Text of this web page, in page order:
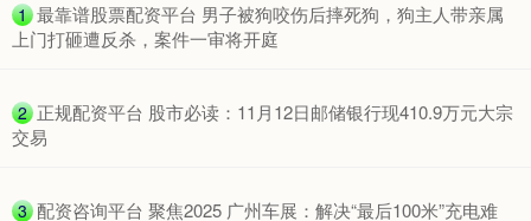
创业板指 3535.14 +46.18 +1.32%
1 ​最靠谱股票配资平台 男子被狗咬伤后摔死狗，狗主人带亲属
上门打砸遭反杀，案件一审将开庭
2 ​正规配资平台 股市必读：11月12日邮储银行现410.9万元大宗
交易
3 ​配资咨询平台 聚焦2025 广州车展：解决“最后100米”充电难